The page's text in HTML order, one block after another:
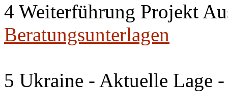
4 Weiterführung Projekt
Beratungsunterlagen
5 Ukraine - Aktuelle Lage